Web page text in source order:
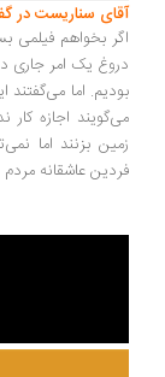
سناریست در گفت‌وگو
بخواهم فیلمی بسازم
یک امر جاری در این
اما می‌گفتند این
اجازه کار
بزنند اما
عاشقانه مردم را